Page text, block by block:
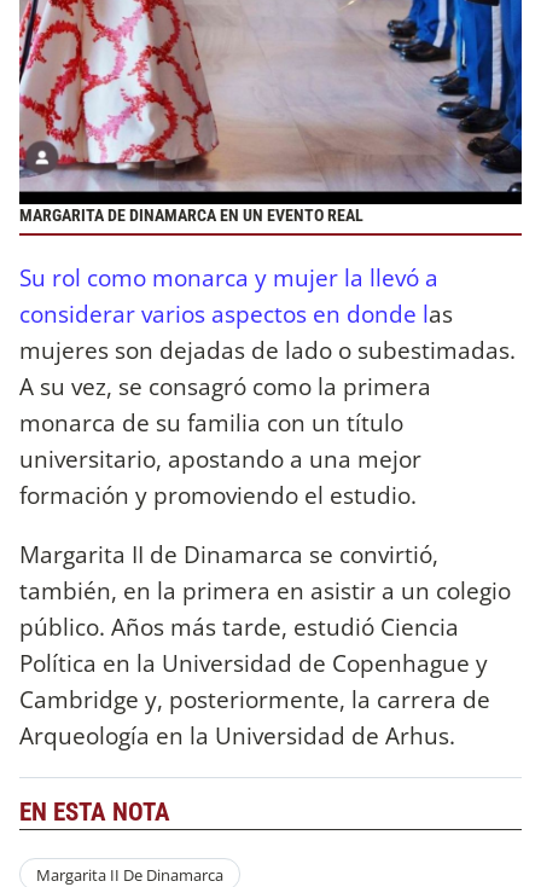
MARGARITA DE DINAMARCA EN UN EVENTO REAL
Su rol como monarca y mujer la llevó a
considerar varios aspectos en donde las
mujeres son dejadas de lado o subestimadas.
A su vez, se consagró como la primera
monarca de su familia con un título
universitario, apostando a una mejor
formación y promoviendo el estudio.
Margarita II de Dinamarca se convirtió,
también, en la primera en asistir a un colegio
público. Años más tarde, estudió Ciencia
Política en la Universidad de Copenhague y
Cambridge y, posteriormente, la carrera de
Arqueología en la Universidad de Arhus.
EN ESTA NOTA
Margarita II De Dinamarca